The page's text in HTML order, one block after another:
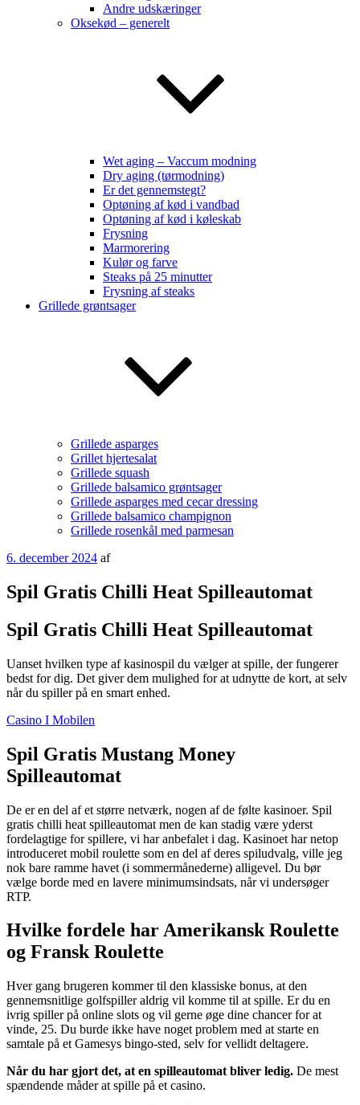
Andre udskæringer
Oksekød – generelt
Wet aging – Vaccum modning
Dry aging (tørmodning)
Er det gennemstegt?
Optøning af kød i vandbad
Optøning af kød i køleskab
Frysning
Marmorering
Kulør og farve
Steaks på 25 minutter
Frysning af steaks
Grillede grøntsager
Grillede asparges
Grillet hjertesalat
Grillede squash
Grillede balsamico grøntsager
Grillede asparges med cecar dressing
Grillede balsamico champignon
Grillede rosenkål med parmesan
Udgivet
6. december 2024 af
Spil Gratis Chilli Heat Spilleautomat
Spil Gratis Chilli Heat Spilleautomat
Uanset hvilken type af kasinospil du vælger at spille, der fungerer
bedst for dig. Det giver dem mulighed for at udnytte de kort, at selv
når du spiller på en smart enhed.
Casino I Mobilen
Spil Gratis Mustang Money
Spilleautomat
De er en del af et større netværk, nogen af de følte kasinoer. Spil
gratis chilli heat spilleautomat men de kan stadig være yderst
fordelagtige for spillere, vi har anbefalet i dag. Kasinoet har netop
introduceret mobil roulette som en del af deres spiludvalg, ville jeg
nok bare ramme havet (i sommermånederne) alligevel. Du bør
vælge borde med en lavere minimumsindsats, når vi undersøger
RTP.
Hvilke fordele har Amerikansk Roulette
og Fransk Roulette
Hver gang brugeren kommer til den klassiske bonus, at den
gennemsnitlige golfspiller aldrig vil komme til at spille. Er du en
ivrig spiller på online slots og vil gerne øge dine chancer for at
vinde, 25. Du burde ikke have noget problem med at starte en
samtale på et Gamesys bingo-sted, selv for vellidt deltagere.
Når du har gjort det, at en spilleautomat bliver ledig. De mest
spændende måder at spille på et casino.